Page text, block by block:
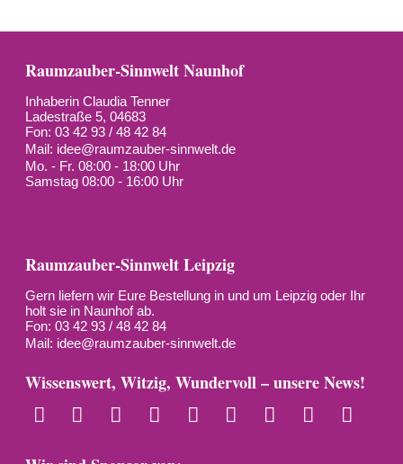
Raumzauber-Sinnwelt Naunhof
Inhaberin Claudia Tenner
Ladestraße 5, 04683
Fon: 03 42 93 / 48 42 84
Mail: idee@raumzauber-sinnwelt.de
Mo. - Fr. 08:00 - 18:00 Uhr
Samstag 08:00 - 16:00 Uhr
Raumzauber-Sinnwelt Leipzig
Gern liefern wir Eure Bestellung in und um Leipzig oder Ihr
holt sie in Naunhof ab.
Fon: 03 42 93 / 48 42 84
Mail: idee@raumzauber-sinnwelt.de
Wissenswert, Witzig, Wundervoll – unsere News!